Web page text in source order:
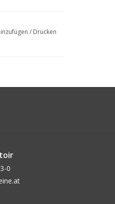
/ Drucken
0